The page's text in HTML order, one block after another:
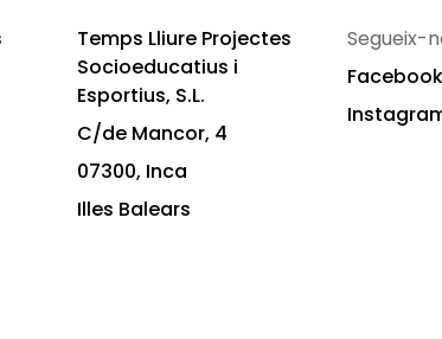
Temps Lliure Projectes
Socioeducatius i
Esportius, S.L.
C/de Mancor, 4
07300, Inca
Illes Balears
Segueix-
Facebook